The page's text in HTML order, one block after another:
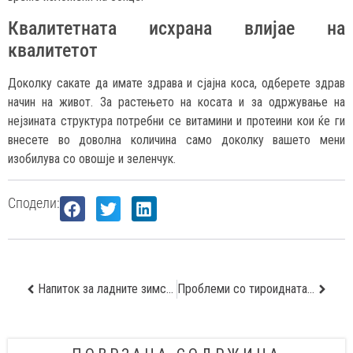
Квалитетната исхрана влијае на
квалитетот
Доколку сакате да имате здрава и сјајна коса, одберете здрав
начин на живот. За растењето на косата и за одржување на
нејзината структура потребни се витамини и протеини кои ќе ги
внесете во доволна количина само доколку вашето мени
изобилува со овошје и зеленчук.
Сподели:
Напиток за ладните зимски денови Проблеми со тироидната жлезда